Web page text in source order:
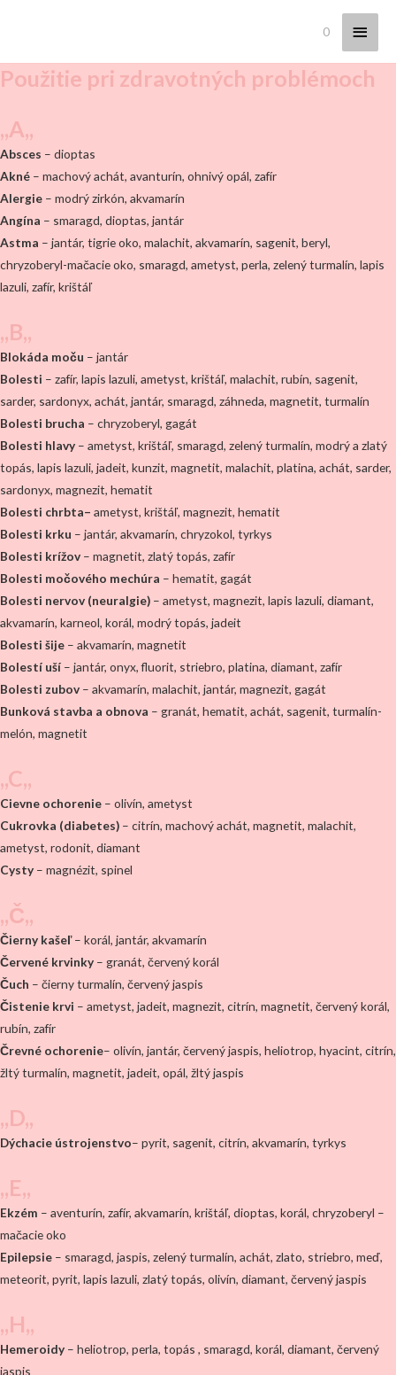
Menu
0
Použitie pri zdravotných problémoch
,,A,,
Absces – dioptas
Akné – machový achát, avanturín, ohnivý opál, zafír
Alergie – modrý zirkón, akvamarín
Angína – smaragd, dioptas, jantár
Astma – jantár, tigrie oko, malachit, akvamarín, sagenit, beryl,
chryzoberyl-mačacie oko, smaragd, ametyst, perla, zelený turmalín, lapis
lazuli, zafír, krištáľ
,,B,,
Blokáda moču – jantár
Bolesti – zafír, lapis lazuli, ametyst, krištáľ, malachit, rubín, sagenit,
sarder, sardonyx, achát, jantár, smaragd, záhneda, magnetit, turmalín
Bolesti brucha – chryzoberyl, gagát
Bolesti hlavy – ametyst, krištáľ, smaragd, zelený turmalín, modrý a zlatý
topás, lapis lazuli, jadeit, kunzit, magnetit, malachit, platina, achát, sarder,
sardonyx, magnezit, hematit
Bolesti chrbta– ametyst, krištáľ, magnezit, hematit
Bolesti krku – jantár, akvamarín, chryzokol, tyrkys
Bolesti krížov – magnetit, zlatý topás, zafír
Bolesti močového mechúra – hematit, gagát
Bolesti nervov (neuralgie) – ametyst, magnezit, lapis lazuli, diamant,
akvamarín, karneol, korál, modrý topás, jadeit
Bolesti šije – akvamarín, magnetit
Bolestí uší – jantár, onyx, fluorit, striebro, platina, diamant, zafír
Bolesti zubov – akvamarín, malachit, jantár, magnezit, gagát
Bunková stavba a obnova – granát, hematit, achát, sagenit, turmalín-
melón, magnetit
,,C,,
Cievne ochorenie – olivín, ametyst
Cukrovka (diabetes) – citrín, machový achát, magnetit, malachit,
ametyst, rodonit, diamant
Cysty – magnézit, spinel
,,Č,,
Čierny kašeľ– korál, jantár, akvamarín
Červené krvinky – granát, červený korál
Čuch – čierny turmalín, červený jaspis
Čistenie krvi – ametyst, jadeit, magnezit, citrín, magnetit, červený korál,
rubín, zafír
Črevné ochorenie– olivín, jantár, červený jaspis, heliotrop, hyacint, citrín,
žltý turmalín, magnetit, jadeit, opál, žltý jaspis
,,D,,
Dýchacie ústrojenstvo– pyrit, sagenit, citrín, akvamarín, tyrkys
,,E,,
Ekzém – aventurín, zafír, akvamarín, krištáľ, dioptas, korál, chryzoberyl –
mačacie oko
Epilepsie – smaragd, jaspis, zelený turmalín, achát, zlato, striebro, meď,
meteorit, pyrit, lapis lazuli, zlatý topás, olivín, diamant, červený jaspis
,,H,,
Hemeroidy – heliotrop, perla, topás , smaragd, korál, diamant, červený
jaspis